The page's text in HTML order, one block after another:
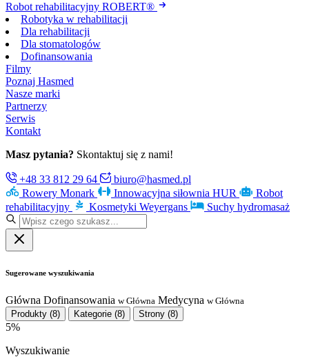
Robot rehabilitacyjny ROBERT®
Robotyka w rehabilitacji
Dla rehabilitacji
Dla stomatologów
Dofinansowania
Filmy
Poznaj Hasmed
Nasze marki
Partnerzy
Serwis
Kontakt
Masz pytania? Skontaktuj się z nami!
+48 33 812 29 64
biuro@hasmed.pl
Rowery Monark
Innowacyjna siłownia HUR
Robot
rehabilitacyjny
Kosmetyki Weyergans Suchy hydromasaż
Sugerowane wyszukiwania
Główna Dofinansowania w Główna Medycyna w Główna
Produkty (8) Kategorie (8) Strony (8)
5%
Wyszukiwanie